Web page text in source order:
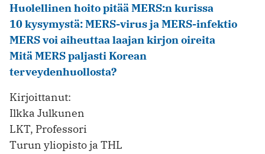
Huolellinen hoito pitää MERS:n kurissa
10 kysymystä: MERS-virus ja MERS-infektio
MERS voi aiheuttaa laajan kirjon oireita
Mitä MERS paljasti Korean
terveydenhuollosta?
Kirjoittanut:
Ilkka Julkunen
LKT, Professori
Turun yliopisto ja THL